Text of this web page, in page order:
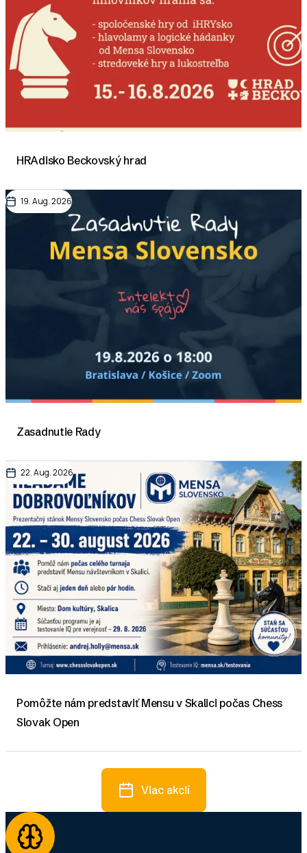
HRAdisko Beckovský hrad
19. Aug. 2026
Zasadnutie Rady
22. Aug. 2026
Pomôžte nám predstaviť Mensu v Skalici počas Chess
Slovak Open
Viac akcií